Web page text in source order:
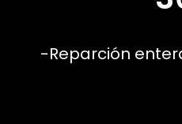
-Reparción